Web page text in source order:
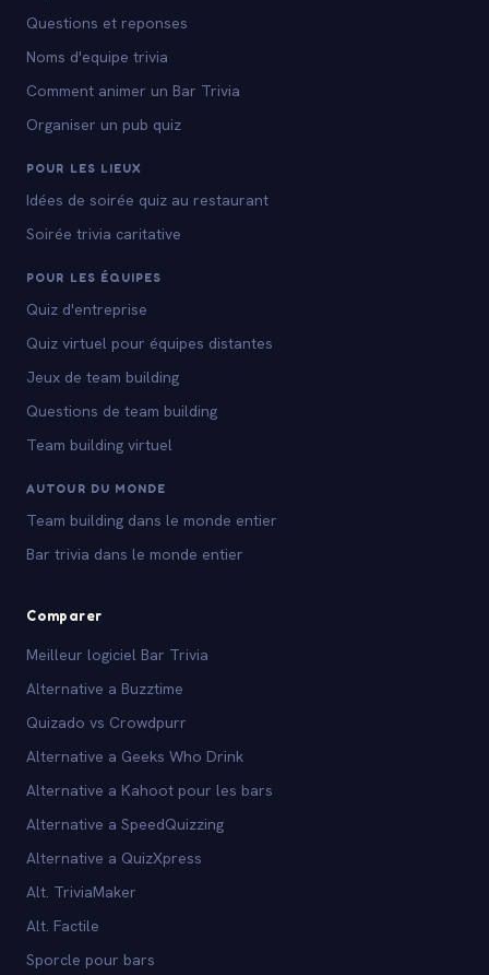
Questions et reponses
Noms d'equipe trivia
Comment animer un Bar Trivia
Organiser un pub quiz
POUR LES LIEUX
Idées de soirée quiz au restaurant
Soirée trivia caritative
POUR LES ÉQUIPES
Quiz d'entreprise
Quiz virtuel pour équipes distantes
Jeux de team building
Questions de team building
Team building virtuel
AUTOUR DU MONDE
Team building dans le monde entier
Bar trivia dans le monde entier
Comparer
Meilleur logiciel Bar Trivia
Alternative a Buzztime
Quizado vs Crowdpurr
Alternative a Geeks Who Drink
Alternative a Kahoot pour les bars
Alternative a SpeedQuizzing
Alternative a QuizXpress
Alt. TriviaMaker
Alt. Factile
Sporcle pour bars